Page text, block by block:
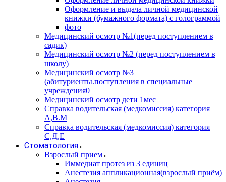
Оформление и выдача личной медицинской
книжки (бумажного формата) с голограммой
фото
Медицинский осмотр №1(перед поступлением в
садик)
Медицинский осмотр №2 (перед поступлением в
школу)
Медицинский осмотр №3
(абитуриенты.поступления в специальные
учреждения0
Медицинский осмотр дети 1мес
Справка водительская (медкомиссия) категория
А,В.М
Справка водительская (медкомиссия) категория
С,Д,Е
Стоматология
Взрослый прием
Иммедиат протез из 3 единиц
Анестезия аппликационная(взрослый приём)